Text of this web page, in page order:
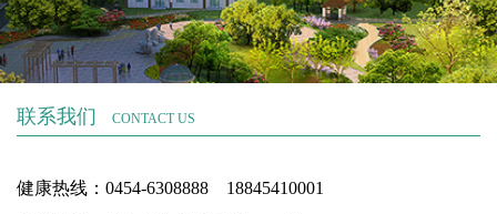
联系我们 CONTACT US
健康热线：0454-6308888 18845410001